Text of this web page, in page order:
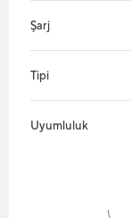
Şarj
Tipi
Uyumluluk